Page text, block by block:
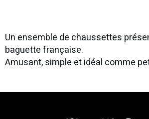
Un ensemble de chaussettes
baguette française.
Amusant, simple et idéal comme